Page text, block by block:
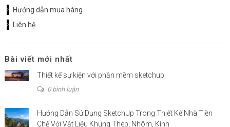
Hướng dẫn mua hàng
Liên hệ
Bài viết mới nhất
Thiết kế sự kiện với phần mềm sketchup
0 bình luận
Hướng Dẫn Sử Dụng SketchUp Trong Thiết Kế Nhà Tiền
Chế Với Vật Liệu Khung Thép, Nhôm, Kính